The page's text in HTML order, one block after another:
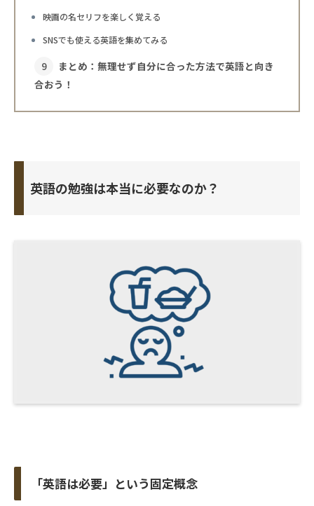
映画の名セリフを楽しく覚える
SNSでも使える英語を集めてみる
まとめ：無理せず自分に合った方法で英語と向き
合おう！
英語の勉強は本当に必要なのか？
「英語は必要」という固定概念